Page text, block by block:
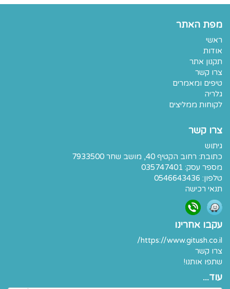
מפת האתר
ראשי
אודות
תקנון אתר
צרו קשר
טיפים ומאמרים
גלריה
לקוחות ממליצים
צרו קשר
גיתוש
כתובת: רחוב הקטיף 40, מושב שחר 7933500
מספר עסק: 035747401
טלפון: 0546643436
תנאי רכישה
עקבו אחרינו
https://www.gitush.co.il/
צרו קשר
שתפו אותנו!
עוד...